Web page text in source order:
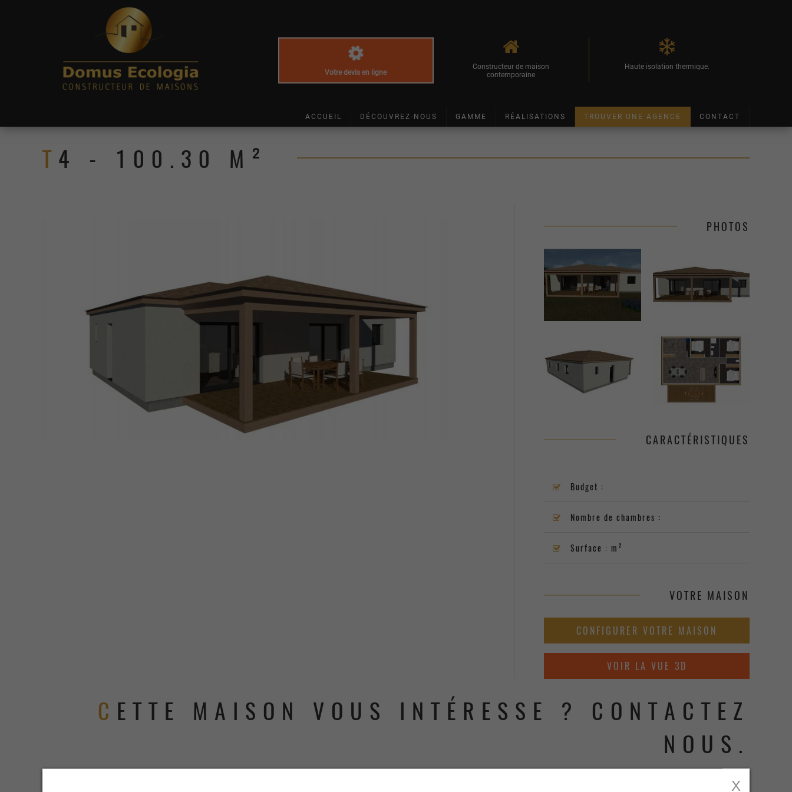
Votre devis en ligne
Constructeur de maison
contemporaine
Haute isolation thermique.
ACCUEIL DÉCOUVREZ-NOUS GAMME RÉALISATIONS TROUVER UNE AGENCE CONTACT
X
T4 - 100.30 M²
PHOTOS
CARACTÉRISTIQUES
Budget :
Nombre de chambres :
Surface : m²
VOTRE MAISON
CONFIGURER VOTRE MAISON
VOIR LA VUE 3D
CETTE MAISON VOUS INTÉRESSE ? CONTACTEZ
NOUS.